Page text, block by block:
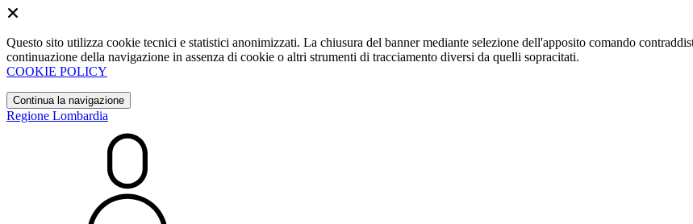
Questo sito utilizza cookie tecnici e statistici anonimizzati. La chiusura del banner mediante selezione dell'apposito comando
continuazione della navigazione in assenza di cookie o altri strumenti di tracciamento diversi da quelli sopracitati.
COOKIE POLICY
Continua la navigazione
Regione Lombardia